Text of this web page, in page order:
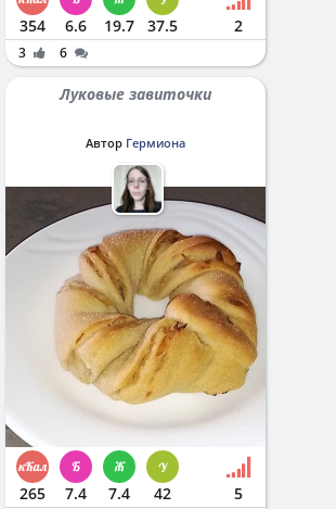
354 6.6 19.7 37.5 2
3 6
Луковые завиточки
Автор Гермиона
265 7.4 7.4 42 5